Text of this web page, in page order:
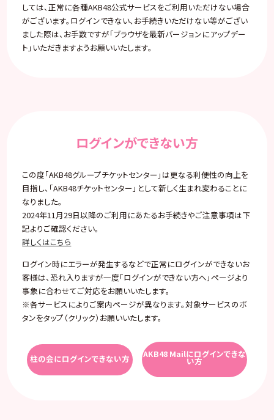
しては、正常に各種AKB48公式サービスをご利用いただけない場合
がございます。ログインできない、お手続きいただけない等がござい
ました際は、お手数ですが「ブラウザを最新バージョンにアップデー
ト」いただきますようお願いいたします。
ログインができない方
この度「AKB48グループチケットセンター」は更なる利便性の向上を
目指し、「AKB48チケットセンター」として新しく生まれ変わることに
なりました。
2024年11月29日以降のご利用にあたるお手続きやご注意事項は下
記よりご確認ください。
詳しくはこちら
ログイン時にエラーが発生するなどで正常にログインができないお
客様は、恐れ入りますが一度「ログインができない方へ」ページより
事象に合わせてご対応をお願いいたします。
※各サービスによりご案内ページが異なります。対象サービスのボ
タンをタップ（クリック）お願いいたします。
柱の会にログインできない方 AKB48 Mailにログインできな
い方